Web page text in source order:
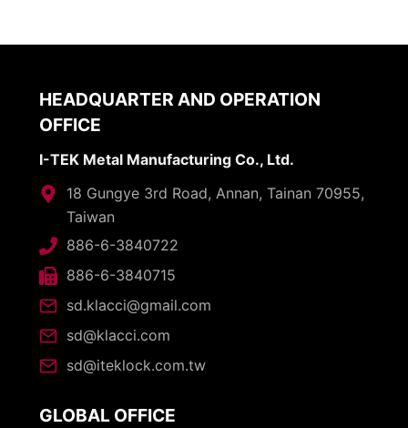
HEADQUARTER AND OPERATION
OFFICE
I-TEK Metal Manufacturing Co., Ltd.
18 Gungye 3rd Road, Annan, Tainan 70955,
Taiwan
886-6-3840722
886-6-3840715
sd.klacci@gmail.com
sd@klacci.com
sd@iteklock.com.tw
GLOBAL OFFICE